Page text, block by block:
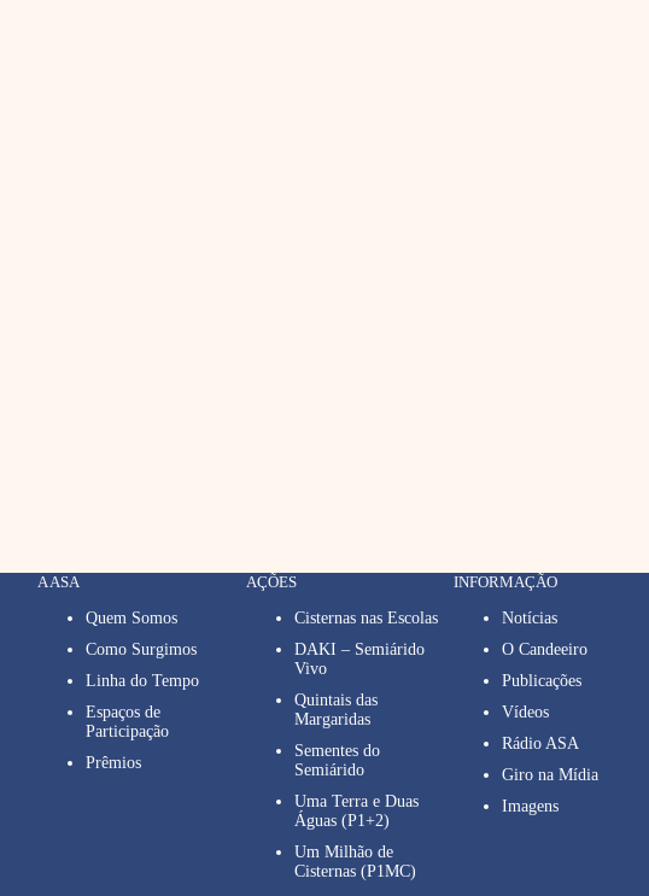
A ASA
Quem Somos
Como Surgimos
Linha do Tempo
Espaços de
Participação
Prêmios
AÇÕES
Cisternas nas Escolas
DAKI – Semiárido
Vivo
Quintais das
Margaridas
Sementes do
Semiárido
Uma Terra e Duas
Águas (P1+2)
Um Milhão de
Cisternas (P1MC)
INFORMAÇÃO
Notícias
O Candeeiro
Publicações
Vídeos
Rádio ASA
Giro na Mídia
Imagens